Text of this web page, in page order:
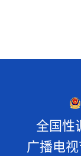
全国性
广播电